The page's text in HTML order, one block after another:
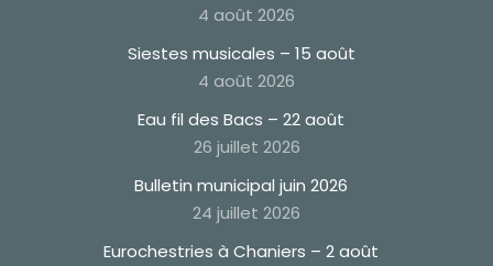
4 août 2026
Siestes musicales – 15 août
4 août 2026
Eau fil des Bacs – 22 août
26 juillet 2026
Bulletin municipal juin 2026
24 juillet 2026
Eurochestries à Chaniers – 2 août